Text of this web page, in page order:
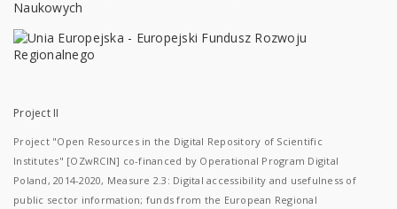
Project II
Project "Open Resources in the Digital Repository of Scientific
Institutes" [OZwRCIN] co-financed by Operational Program Digital
Poland, 2014-2020, Measure 2.3: Digital accessibility and usefulness of
public sector information; funds from the European Regional